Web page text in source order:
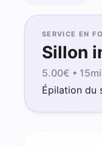
SERVICE EN
Sillon
5.00€ •
Épilation du